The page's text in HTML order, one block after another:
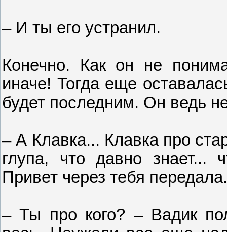
– И ты его устранил.
Конечно. Как он не
иначе! Тогда еще
будет последним. Он ведь
– А Клавка... Клавка про
глупа, что давно знает...
Привет через тебя
– Ты про кого? – Вадик